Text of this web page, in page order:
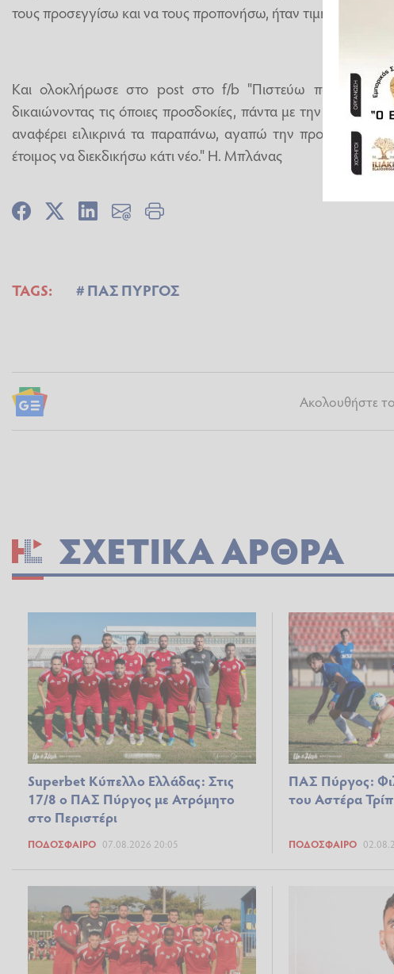
τους προσεγγίσω και να τους προπονήσω, ήταν τιμή μου".
Και ολοκλήρωσε στο post στο f/b "Πιστεύω πως έφερα
δικαιώνοντας τις όποιες προσδοκίες, πάντα με την αγάπη
αναφέρει ειλικρινά τα παραπάνω, αγαπώ την προπονητική
έτοιμος να διεκδικήσω κάτι νέο." Η. Μπλάνας
TAGS: ΠΑΣ ΠΥΡΓΟΣ
Ακολουθήστε
ΣΧΕΤΙΚΆ ΆΡΘΡΑ
Superbet Κύπελλο Ελλάδας: Στις
17/8 ο ΠΑΣ Πύργος με Ατρόμητο
στο Περιστέρι
ΠΟΔΌΣΦΑΙΡΟ 07.08.2026 20:05
ΠΑΣ Πύργος:
του Αστέρα
ΠΟΔΌΣΦΑΙΡΟ